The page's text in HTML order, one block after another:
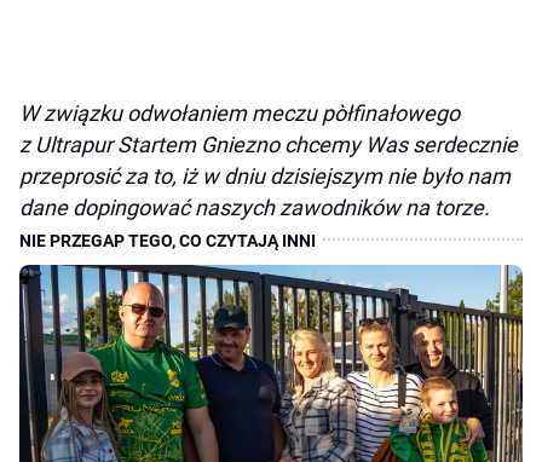
W związku odwołaniem meczu pòłfinałowego
z Ultrapur Startem Gniezno chcemy Was serdecznie
przeprosić za to, iż w dniu dzisiejszym nie było nam
dane dopingować naszych zawodników na torze.